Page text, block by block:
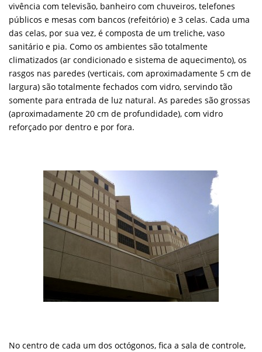
vivência com televisão, banheiro com chuveiros, telefones
públicos e mesas com bancos (refeitório) e 3 celas. Cada uma
das celas, por sua vez, é composta de um treliche, vaso
sanitário e pia. Como os ambientes são totalmente
climatizados (ar condicionado e sistema de aquecimento), os
rasgos nas paredes (verticais, com aproximadamente 5 cm de
largura) são totalmente fechados com vidro, servindo tão
somente para entrada de luz natural. As paredes são grossas
(aproximadamente 20 cm de profundidade), com vidro
reforçado por dentro e por fora.
No centro de cada um dos octógonos, fica a sala de controle,